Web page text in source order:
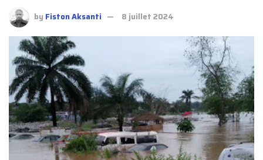
by Fiston Aksanti 8 juillet 2024